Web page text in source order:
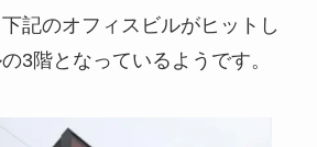
記のオフィスビルがヒットし
3階となっているようです。